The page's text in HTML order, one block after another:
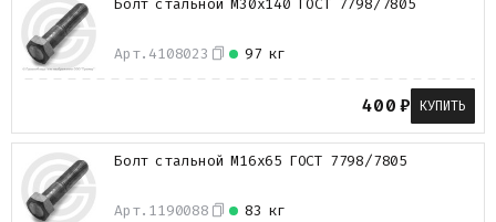
Арт. 4108023 97 кг
Болт стальной М30х140 ГОСТ 7798/7805
400₽ КУПИТЬ
Арт. 1190088 83 кг
Болт стальной М16х65 ГОСТ 7798/7805